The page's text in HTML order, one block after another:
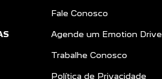
Fale Conosco
Agende um Emotion Drive
Trabalhe Conosco
Política de Privacidade